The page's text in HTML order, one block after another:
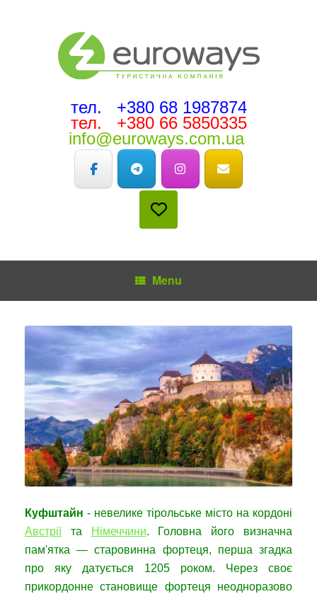
тел. +380 68 1987874
тел. +380 66 5850335
info@euroways.com.ua
Menu
Куфштайн - невелике тірольське місто на кордоні
Австріїта Німеччини. Головна його визначна
пам'ятка — старовинна фортеця, перша згадка
про яку датується 1205 роком. Через своє
прикордонне становище фортеця неодноразово